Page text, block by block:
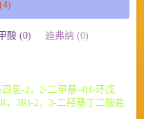
酸 (0) 迪弗纳 (0)
氢-2，2-二甲基-4H-环戊
，3R)-2，3-二羟基丁二酸盐